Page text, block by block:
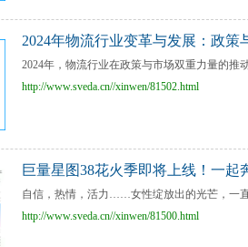
2024年物流行业变革与发展：政策
2024年，物流行业在政策与市场双重力量的推
http://www.sveda.cn//xinwen/81502.html
巨量星图38花火季即将上线！一起
自信，热情，活力……女性绽放出的光芒，一
http://www.sveda.cn//xinwen/81500.html